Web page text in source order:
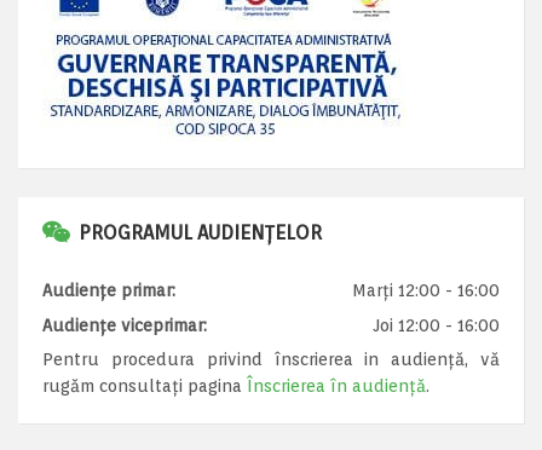
PROGRAMUL AUDIENȚELOR
Audiențe primar:
Marți 12:00 - 16:00
Audiențe viceprimar:
Joi 12:00 - 16:00
Pentru procedura privind înscrierea in audiență, vă
rugăm consultați pagina Înscrierea în audiență.